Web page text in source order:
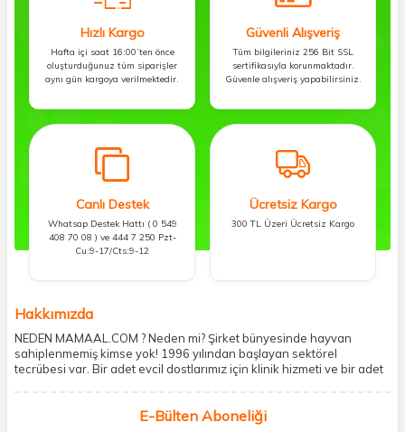
Hızlı Kargo
Hafta içi saat 16:00’ten önce
oluşturduğunuz tüm siparişler
aynı gün kargoya verilmektedir.
Güvenli Alışveriş
Tüm bilgileriniz 256 Bit SSL
sertifikasıyla korunmaktadır.
Güvenle alışveriş yapabilirsiniz.
Canlı Destek
Whatsap Destek Hattı ( 0 549
408 70 08 ) ve 444 7 250 Pzt-
Cu:9-17/Cts:9-12
Ücretsiz Kargo
300 TL Üzeri Ücretsiz Kargo
Hakkımızda
NEDEN MAMAAL.COM ? Neden mi? Şirket bünyesinde hayvan
sahiplenmemiş kimse yok! 1996 yılından başlayan sektörel
tecrübesi var. Bir adet evcil dostlarımız için klinik hizmeti ve bir adet
mobil şubesi ile tüketicilerine en hızlı ve güvenilir teslimatı garanti
E-Bülten Aboneliği